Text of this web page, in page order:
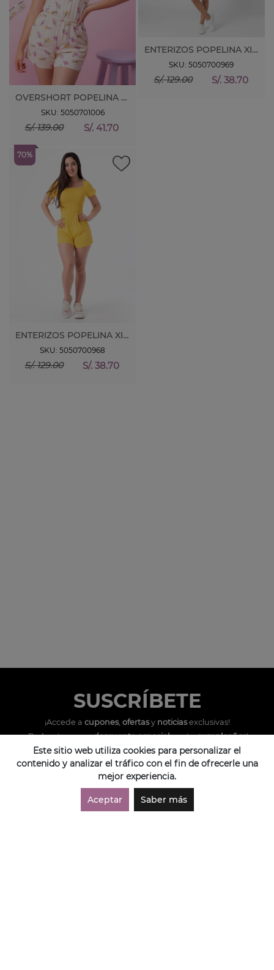
OVERSHORT POPELINA ESTAMP. ALICE.
SKU: 5050701006
S/. 139.00 S/. 41.70
ENTERIZOS POPELINA XIOMAR. M/CORTA
SKU: 5050700969
S/. 129.00 S/. 38.70
70%
ENTERIZOS POPELINA XIOMAR. M/CORTA
SKU: 5050700968
S/. 129.00 S/. 38.70
Compras por WhatsApp
962 297 852
SUSCRÍBETE
¡Accede a cupones, ofertasy noticiasexclusivas!
¡Podras tener undescuento especialpor tucumpleaños!
Este sitio web utiliza cookies para personalizar el
contenido y analizar el tráfico con el fin de ofrecerle una
mejor experiencia.
Aceptar Saber más